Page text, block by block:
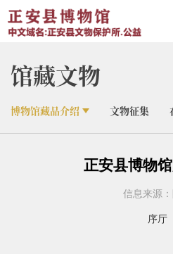
馆藏文物
博物馆藏品介绍 文物征集
正安县博物
信息来源
序厅